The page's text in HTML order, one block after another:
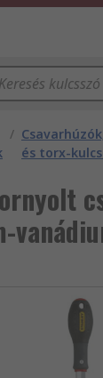
/
és torx-